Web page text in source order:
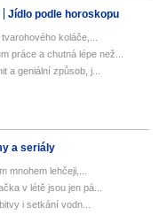
Jídlo podle horoskopu
koláče,...
práce a chutná lépe než...
a geniální způsob, j...
a seriály
mnohem lehčeji,...
v létě jsou jen pá...
i setkání vodn...